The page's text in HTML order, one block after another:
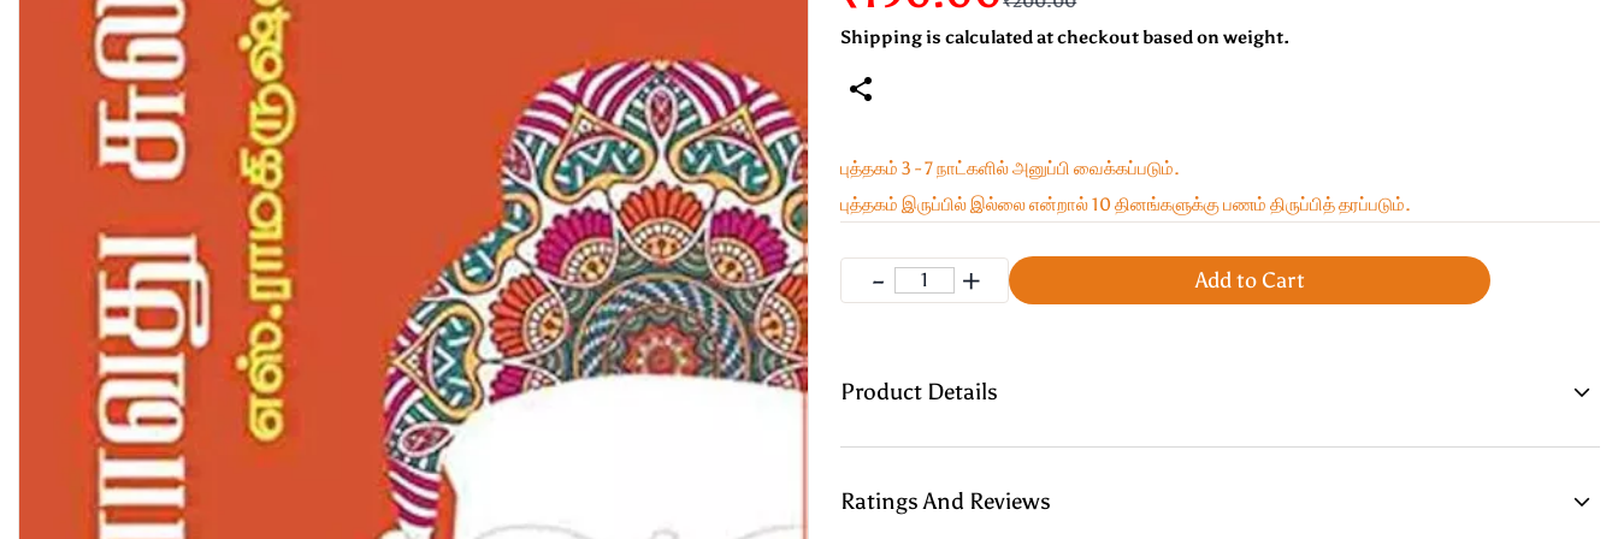
Shipping is calculated at checkout based on weight.
புத்தகம் 3 - 7 நாட்களில் அனுப்பி வைக்கப்படும்.
புத்தகம் இருப்பில் இல்லை என்றால் 10 தினங்களுக்கு பணம் திருப்பித் தரப்படும்.
Add to Cart
Product Details
Ratings And Reviews